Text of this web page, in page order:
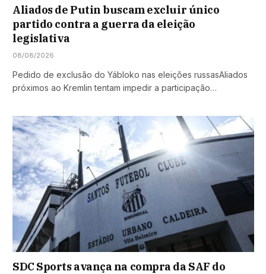
Aliados de Putin buscam excluir único
partido contra a guerra da eleição
legislativa
08/08/2026
Pedido de exclusão do Yábloko nas eleições russasAliados
próximos ao Kremlin tentam impedir a participação…
SDC Sports avança na compra da SAF do